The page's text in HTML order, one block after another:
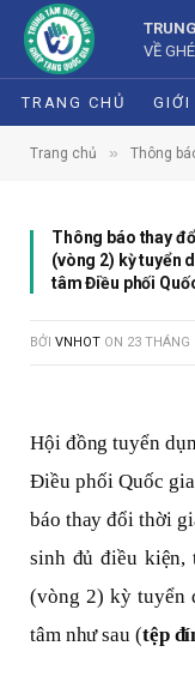
VỀ
TRANG CHỦ GIỚI
Trang chủ » Thông
Thông báo thay
(vòng 2) kỳ tuyển
tâm Điều phối
BỞI VNHOT ON 23 THÁNG
Hội đồng tuyển
Điều phối Quốc
báo thay đổi thời
sinh đủ điều kiện,
(vòng 2) kỳ tuyển
tâm như sau (tệp